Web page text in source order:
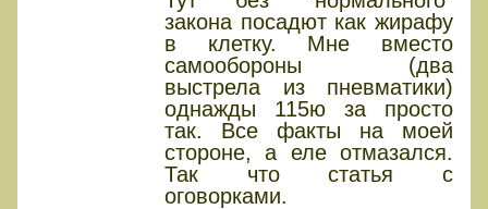
закона посадют как жирафу
в клетку. Мне вместо
самообороны (два
выстрела из пневматики)
однажды 115ю за просто
так. Все факты на моей
стороне, а еле отмазался.
Так что статья с
оговорками.